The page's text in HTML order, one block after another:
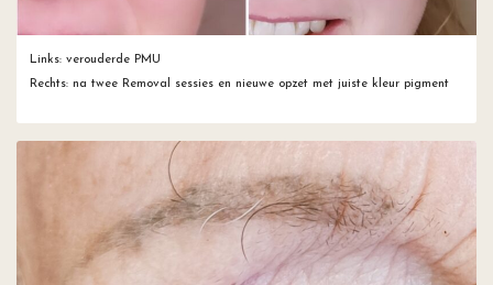
Links: verouderde PMU
Rechts: na twee Removal sessies en nieuwe opzet met juiste kleur pigment